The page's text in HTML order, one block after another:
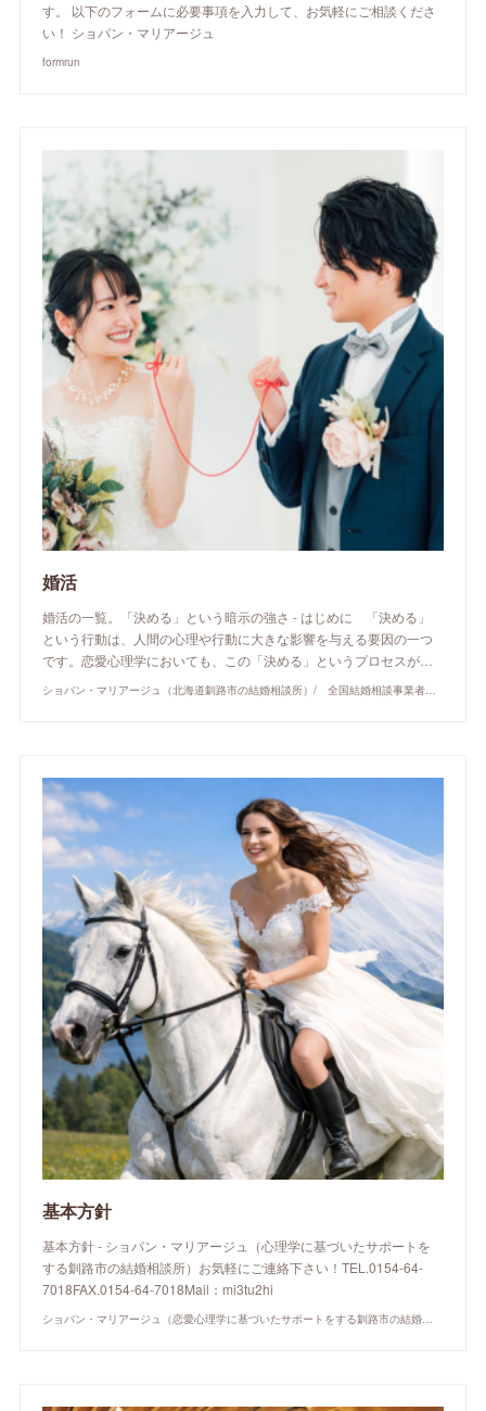
す。 以下のフォームに必要事項を入力して、お気軽にご相談くださ
い！ ショパン・マリアージュ
formrun
婚活
婚活の一覧。「決める」という暗示の強さ - はじめに 「決める」
という行動は、人間の心理や行動に大きな影響を与える要因の一つ
です。恋愛心理学においても、この「決める」というプロセスが…
ショパン・マリアージュ（北海道釧路市の結婚相談所）/ 全国結婚相談事業者連盟正規加盟店 / cherry-piano.com
基本方針
基本方針 - ショパン・マリアージュ（心理学に基づいたサポートを
する釧路市の結婚相談所）お気軽にご連絡下さい！TEL.0154-64-
7018FAX.0154-64-7018Mail：mi3tu2hi